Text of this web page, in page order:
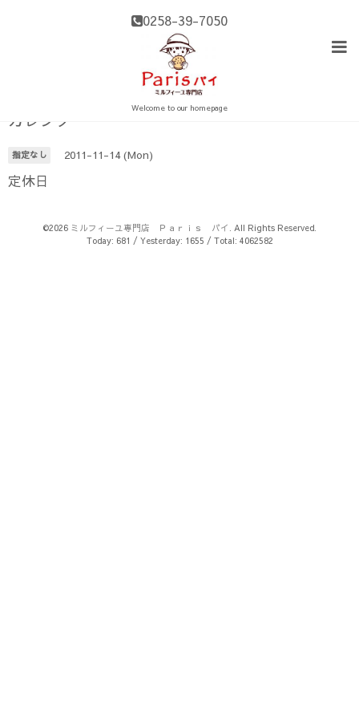
0258-39-7050
Welcome to our homepage
カレンダー
指定なし 2011-11-14 (Mon)
定休日
©2026 ミルフィーユ専門店 Ｐａｒｉｓ パイ . All Rights Reserved.
Today: 681 / Yesterday: 1655 / Total: 4062582